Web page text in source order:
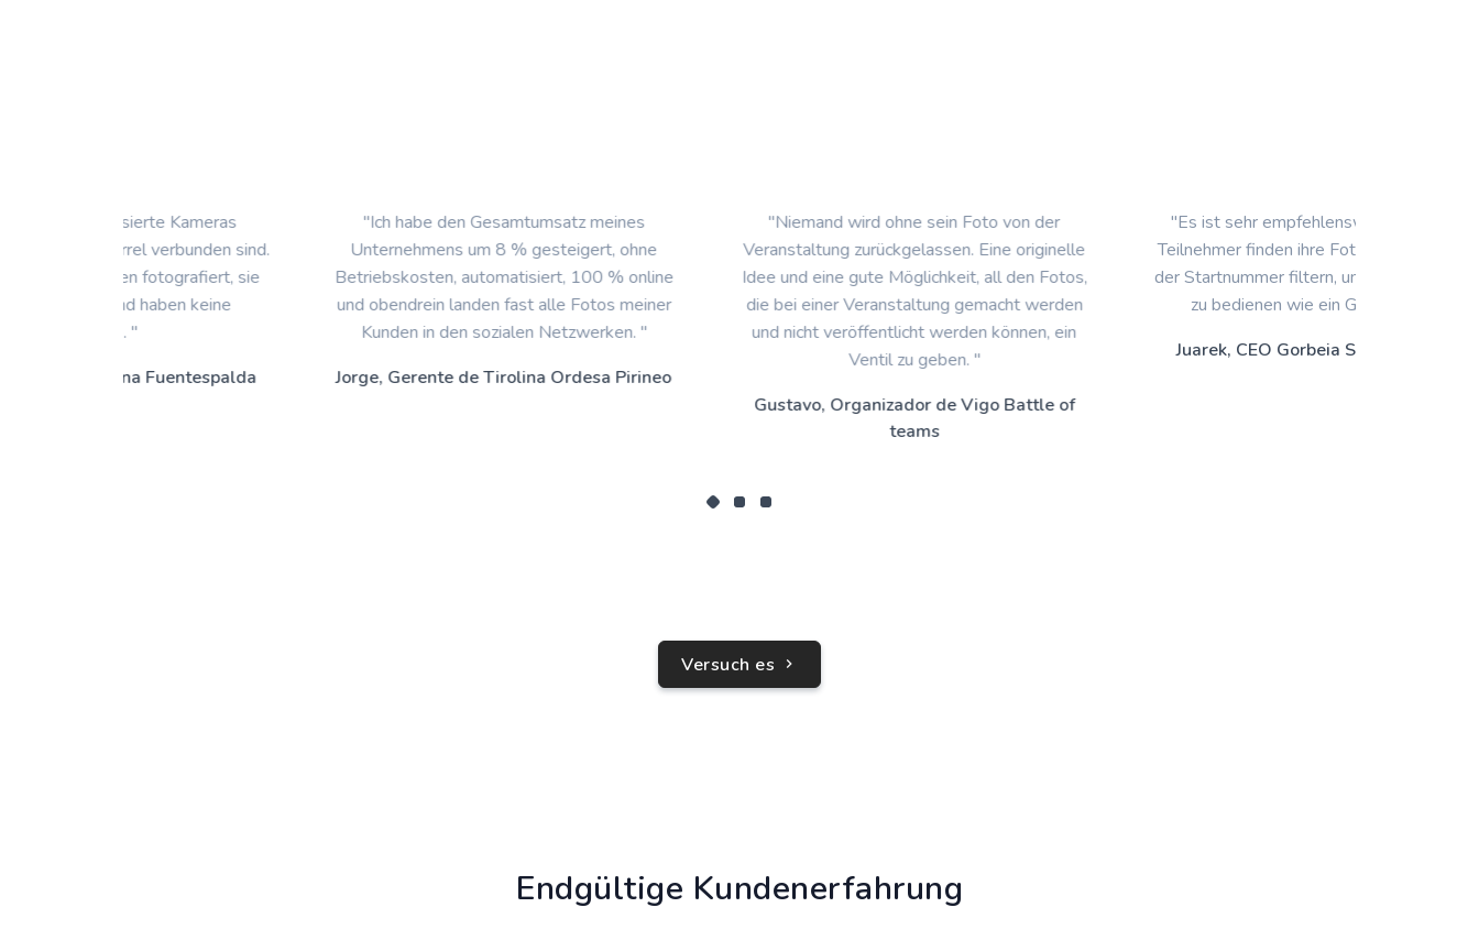
"Ich habe den Gesamtumsatz meines
Unternehmens um 8 % gesteigert, ohne
Betriebskosten, automatisiert, 100 % online
und obendrein landen fast alle Fotos meiner
Kunden in den sozialen Netzwerken. "
Jorge, Gerente de Tirolina Ordesa Pirineo
"Niemand wird ohne sein Foto von der
Veranstaltung zurückgelassen. Eine originelle
Idee und eine gute Möglichkeit, all den Fotos,
die bei einer Veranstaltung gemacht werden
und nicht veröffentlicht werden können, ein
Gustavo, Organizador de Vigo Battle of
"Es ist sehr empfehlenswert, alle unsere
Teilnehmer finden ihre Fotos, indem sie nach
der Startnummer filtern, und es ist so einfach
zu bedienen wie ein Google Drive. "
Juarek, CEO Gorbeia Suizen Salamon
Versuch es
Endgültige Kundenerfahrung